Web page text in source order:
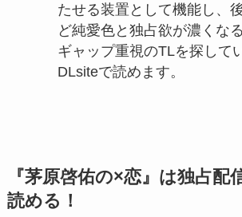
たせる装置として機能し、
ど純愛色と独占欲が濃くな
ギャップ重視のTLを探して
DLsiteで読めます。
『茅原啓佑の×恋』は独占配
読める！